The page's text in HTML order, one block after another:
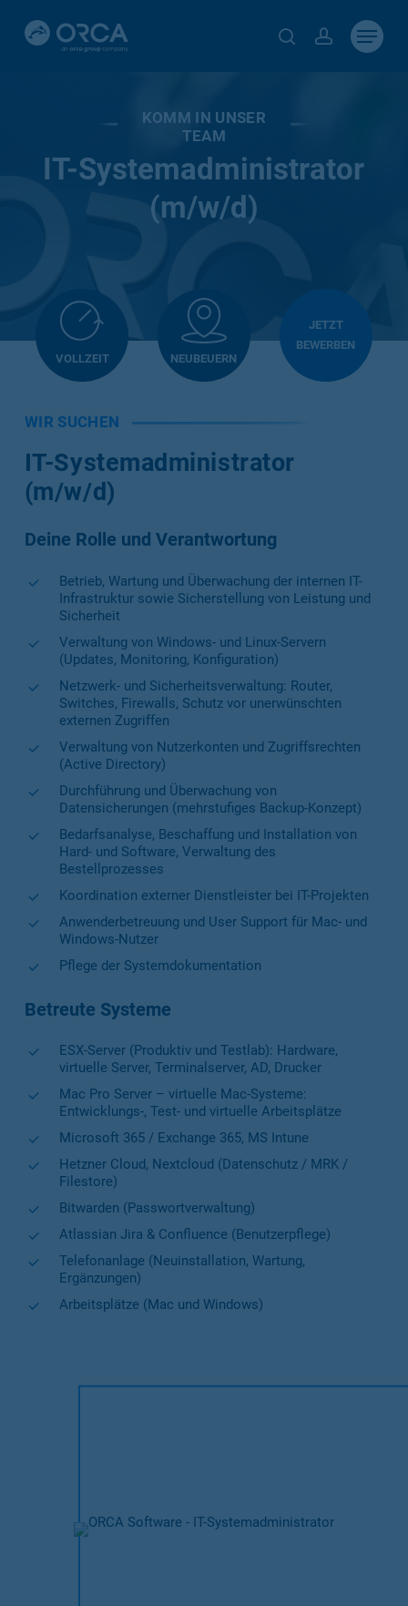
searchaccount
Menu
KOMM IN UNSER
TEAM
IT-Systemadministrator
(m/w/d)
VOLLZEIT NEUBEUERN
JETZT
BEWERBEN
WIR SUCHEN
IT-Systemadministrator
(m/w/d)
Deine Rolle und Verantwortung
Betrieb, Wartung und Überwachung der internen IT-
Infrastruktur sowie Sicherstellung von Leistung und
Sicherheit
Verwaltung von Windows- und Linux-Servern
(Updates, Monitoring, Konfiguration)
Netzwerk- und Sicherheitsverwaltung: Router,
Switches, Firewalls, Schutz vor unerwünschten
externen Zugriffen
Verwaltung von Nutzerkonten und Zugriffsrechten
(Active Directory)
Durchführung und Überwachung von
Datensicherungen (mehrstufiges Backup-Konzept)
Bedarfsanalyse, Beschaffung und Installation von
Hard- und Software, Verwaltung des
Bestellprozesses
Koordination externer Dienstleister bei IT-Projekten
Anwenderbetreuung und User Support für Mac- und
Windows-Nutzer
Pflege der Systemdokumentation
Betreute Systeme
ESX-Server (Produktiv und Testlab): Hardware,
virtuelle Server, Terminalserver, AD, Drucker
Mac Pro Server – virtuelle Mac-Systeme:
Entwicklungs-, Test- und virtuelle Arbeitsplätze
Microsoft 365 / Exchange 365, MS Intune
Hetzner Cloud, Nextcloud (Datenschutz / MRK /
Filestore)
Bitwarden (Passwortverwaltung)
Atlassian Jira & Confluence (Benutzerpflege)
Telefonanlage (Neuinstallation, Wartung,
Ergänzungen)
Arbeitsplätze (Mac und Windows)